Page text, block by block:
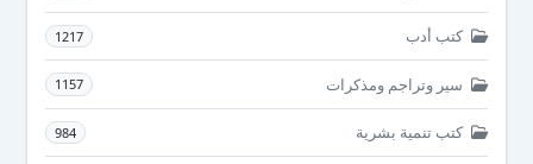
كتب أدب 1217
سير وتراجم ومذكرات 1157
كتب تنمية بشرية 984